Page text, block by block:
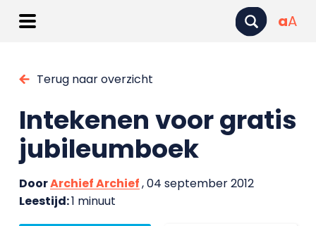
aA
Terug naar overzicht
Intekenen voor gratis
jubileumboek
DoorArchief Archief, 04 september 2012
Leestijd:1 minuut